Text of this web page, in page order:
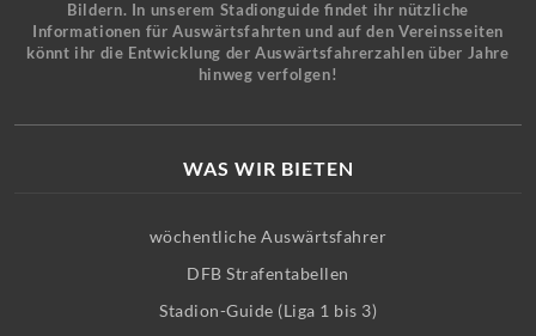
Bildern. In unserem Stadionguide findet ihr nützliche
Informationen für Auswärtsfahrten und auf den Vereinsseiten
könnt ihr die Entwicklung der Auswärtsfahrerzahlen über Jahre
hinweg verfolgen!
WAS WIR BIETEN
wöchentliche Auswärtsfahrer
DFB Strafentabellen
Stadion-Guide (Liga 1 bis 3)